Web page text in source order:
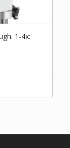
1-4x: